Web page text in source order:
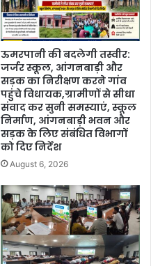
ऊमरपानी की बदलेगी तस्वीर:
जर्जर स्कूल, आंगनबाड़ी और
सड़क का निरीक्षण करने गांव
पहुंचे विधायक,ग्रामीणों से सीधा
संवाद कर सुनी समस्याएं, स्कूल
निर्माण, आंगनबाड़ी भवन और
सड़क के लिए संबंधित विभागों
को दिए निर्देश
August 6, 2026